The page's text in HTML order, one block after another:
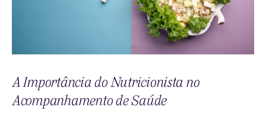
A Importância do Nutricionista no
Acompanhamento de Saúde